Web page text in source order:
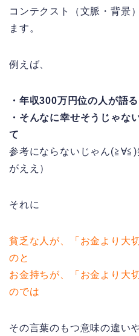
コンテクスト（文脈・背景
ます。
例えば、
・年収300万円位の人が語
・そんなに幸せそうじゃな
て
参考にならないじゃん
がええ）
それに
貧乏な人が、「お金より大
のと
お金持ちが、「お金より大
のでは
その言葉のもつ意味の違い